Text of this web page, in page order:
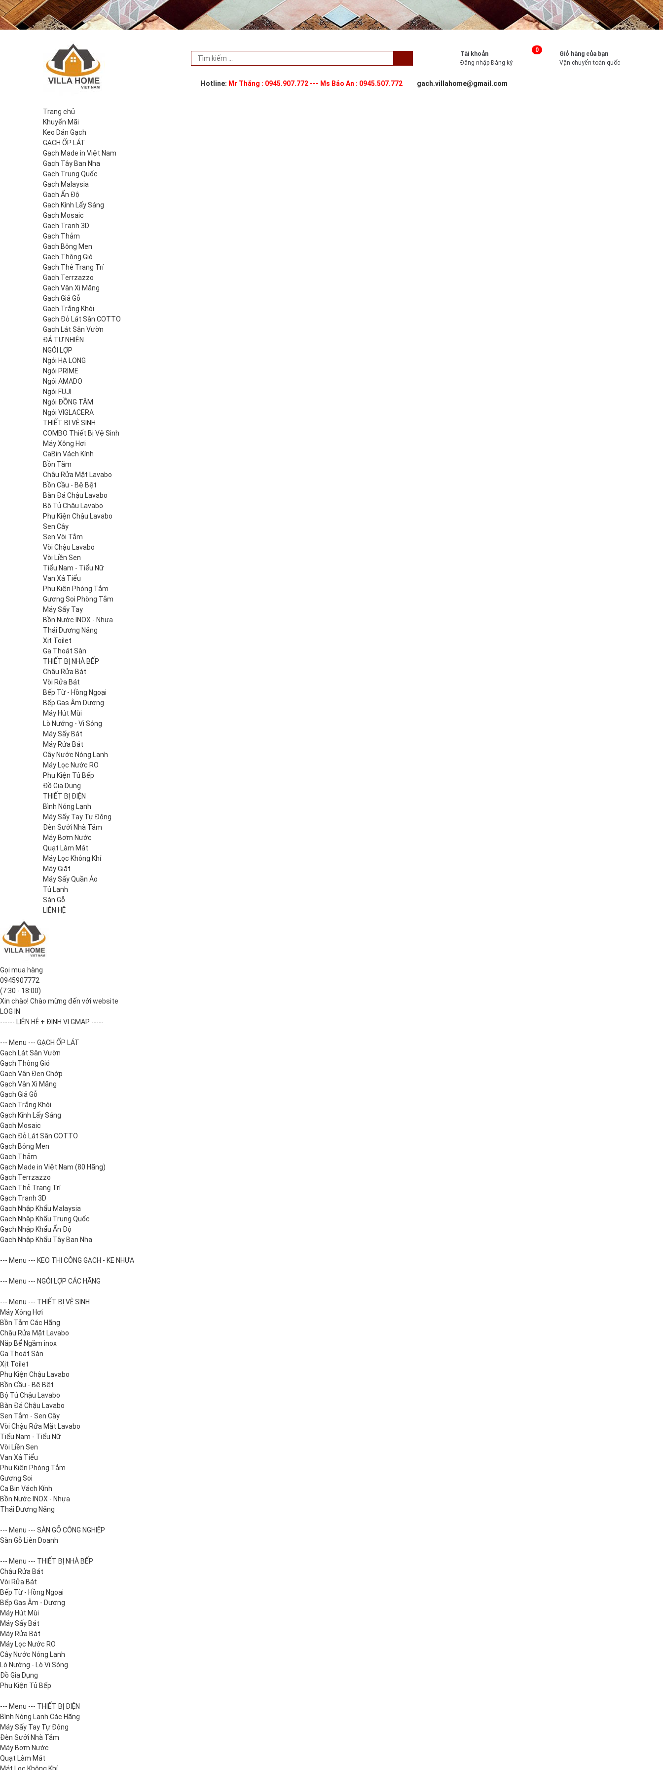
Tài khoản
Đăng nhập Đăng ký
0
Giỏ hàng của bạn
Vận chuyển toàn quốc
Hotline: Mr Thắng : 0945.907.772 --- Ms Bảo An : 0945.507.772 gach.villahome@gmail.com
Trang chủ
Khuyến Mãi
Keo Dán Gạch
GẠCH ỐP LÁT
Gạch Made in Việt Nam
Gạch Tây Ban Nha
Gạch Trung Quốc
Gạch Malaysia
Gạch Ấn Độ
Gạch Kính Lấy Sáng
Gạch Mosaic
Gạch Tranh 3D
Gạch Thảm
Gạch Bông Men
Gạch Thông Gió
Gạch Thẻ Trang Trí
Gạch Terrzazzo
Gạch Vân Xi Măng
Gạch Giả Gỗ
Gạch Trắng Khói
Gạch Đỏ Lát Sân COTTO
Gạch Lát Sân Vườn
ĐÁ TỰ NHIÊN
NGÓI LỢP
Ngói HẠ LONG
Ngói PRIME
Ngói AMADO
Ngói FUJI
Ngói ĐỒNG TÂM
Ngói VIGLACERA
THIẾT BỊ VỆ SINH
COMBO Thiết Bị Vệ Sinh
Máy Xông Hơi
CaBin Vách Kính
Bồn Tắm
Chậu Rửa Mặt Lavabo
Bồn Cầu - Bệ Bệt
Bàn Đá Chậu Lavabo
Bộ Tủ Chậu Lavabo
Phụ Kiện Chậu Lavabo
Sen Cây
Sen Vòi Tắm
Vòi Chậu Lavabo
Vòi Liền Sen
Tiểu Nam - Tiểu Nữ
Van Xả Tiểu
Phụ Kiện Phòng Tắm
Gương Soi Phòng Tắm
Máy Sấy Tay
Bồn Nước INOX - Nhựa
Thái Dương Năng
Xịt Toilet
Ga Thoát Sàn
THIẾT BỊ NHÀ BẾP
Chậu Rửa Bát
Vòi Rửa Bát
Bếp Từ - Hồng Ngoại
Bếp Gas Âm Dương
Máy Hút Mùi
Lò Nướng - Vi Sóng
Máy Sấy Bát
Máy Rửa Bát
Cây Nước Nóng Lạnh
Máy Lọc Nước RO
Phụ Kiện Tủ Bếp
Đồ Gia Dụng
THIẾT BỊ ĐIỆN
Bình Nóng Lạnh
Máy Sấy Tay Tự Động
Đèn Sưởi Nhà Tắm
Máy Bơm Nước
Quạt Làm Mát
Máy Lọc Không Khí
Máy Giặt
Máy Sấy Quần Áo
Tủ Lạnh
Sàn Gỗ
LIÊN HỆ
Gọi mua hàng
0945907772
(7:30 - 18:00)
Xin chào! Chào mừng đến với website
LOG IN
------ LIÊN HỆ + ĐỊNH VỊ GMAP -----
--- Menu --- GẠCH ỐP LÁT
Gạch Lát Sân Vườn
Gạch Thông Gió
Gạch Vân Đen Chớp
Gạch Vân Xi Măng
Gạch Giả Gỗ
Gạch Trắng Khói
Gạch Kính Lấy Sáng
Gạch Mosaic
Gạch Đỏ Lát Sân COTTO
Gạch Bông Men
Gạch Thảm
Gạch Made in Việt Nam (80 Hãng)
Gạch Terrzazzo
Gạch Thẻ Trang Trí
Gạch Tranh 3D
Gạch Nhập Khẩu Malaysia
Gạch Nhập Khẩu Trung Quốc
Gạch Nhập Khẩu Ấn Độ
Gạch Nhập Khẩu Tây Ban Nha
--- Menu --- KEO THI CÔNG GẠCH - KE NHỰA
--- Menu --- NGÓI LỢP CÁC HÃNG
--- Menu --- THIẾT BỊ VỆ SINH
Máy Xông Hơi
Bồn Tắm Các Hãng
Chậu Rửa Mặt Lavabo
Nắp Bể Ngầm inox
Ga Thoát Sàn
Xịt Toilet
Phụ Kiện Chậu Lavabo
Bồn Cầu - Bệ Bệt
Bộ Tủ Chậu Lavabo
Bàn Đá Chậu Lavabo
Sen Tắm - Sen Cây
Vòi Chậu Rửa Mặt Lavabo
Tiểu Nam - Tiểu Nữ
Vòi Liền Sen
Van Xả Tiểu
Phụ Kiện Phòng Tắm
Gương Soi
Ca Bin Vách Kính
Bồn Nước INOX - Nhựa
Thái Dương Năng
--- Menu --- SÀN GỖ CÔNG NGHIỆP
Sàn Gỗ Liên Doanh
--- Menu --- THIẾT BỊ NHÀ BẾP
Chậu Rửa Bát
Vòi Rửa Bát
Bếp Từ - Hồng Ngoại
Bếp Gas Âm - Dương
Máy Hút Mùi
Máy Sấy Bát
Máy Rửa Bát
Máy Lọc Nước RO
Cây Nước Nóng Lạnh
Lò Nướng - Lò Vi Sóng
Đồ Gia Dụng
Phụ Kiện Tủ Bếp
--- Menu --- THIẾT BỊ ĐIỆN
Bình Nóng Lạnh Các Hãng
Máy Sấy Tay Tự Động
Đèn Sưởi Nhà Tắm
Máy Bơm Nước
Quạt Làm Mát